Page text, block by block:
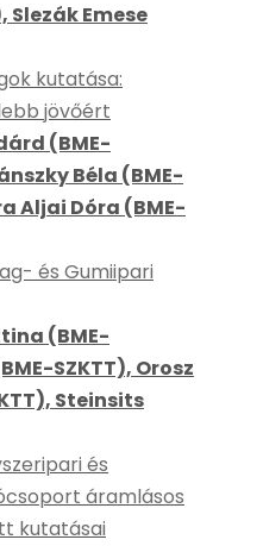
Slezák Emese
kutatása:
jövőért
(BME-
Béla (BME-
Aljai Dóra (BME-
és Gumiipari
(BME-
SZKTT), Orosz
Steinsits
és
áramlásos
kutatásai